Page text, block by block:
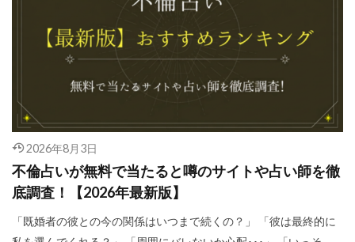
2026年8月3日
不倫占いが無料で当たると噂のサイトや占い師を徹
底調査！【2026年最新版】
「既婚者の彼との今の関係はいつまで続くの？」 「彼は最終的に